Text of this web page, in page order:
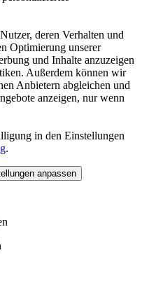
deren Verhalten und
Optimierung unserer
und Inhalte anzuzeigen
Außerdem können wir
Anbietern abgleichen und
anzeigen, nur wenn
in den Einstellungen
.
anpassen